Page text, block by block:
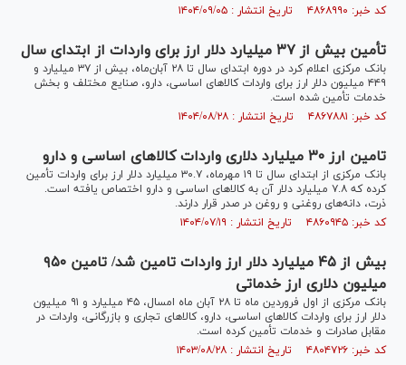
کد خبر: ۴۸۶۸۹۹۰ تاریخ انتشار : ۱۴۰۴/۰۹/۰۵
تأمین بیش از ۳۷ میلیارد دلار ارز برای واردات از ابتدای سال
بانک مرکزی اعلام کرد در دوره ابتدای سال تا ۲۸ آبان‌ماه، بیش از ۳۷ میلیارد و
۴۴۹ میلیون دلار ارز برای واردات کالا‌های اساسی، دارو، صنایع مختلف و بخش
خدمات تأمین شده است.
کد خبر: ۴۸۶۷۸۸۱ تاریخ انتشار : ۱۴۰۴/۰۸/۲۸
تامین ارز ۳۰ میلیارد دلاری واردات کالا‌های اساسی و دارو
بانک مرکزی از ابتدای سال تا ۱۹ مهرماه، ۳۰.۷ میلیارد دلار ارز برای واردات تأمین
کرده که ۷.۸ میلیارد دلار آن به کالا‌های اساسی و دارو اختصاص یافته است.
ذرت، دانه‌های روغنی و روغن در صدر قرار دارند.
کد خبر: ۴۸۶۰۹۴۵ تاریخ انتشار : ۱۴۰۴/۰۷/۱۹
بیش از ۴۵ میلیارد دلار ارز واردات تامین شد/ تامین ۹۵۰
میلیون دلاری ارز خدماتی
بانک مرکزی از اول فروردین ماه تا ۲۸ آبان ماه امسال، ۴۵ میلیارد و ۹۱ میلیون
دلار ارز برای واردات کالا‌های اساسی، دارو، کالا‌های تجاری و بازرگانی، واردات در
مقابل صادرات و خدمات تأمین کرده است.
کد خبر: ۴۸۰۴۷۲۶ تاریخ انتشار : ۱۴۰۳/۰۸/۲۸